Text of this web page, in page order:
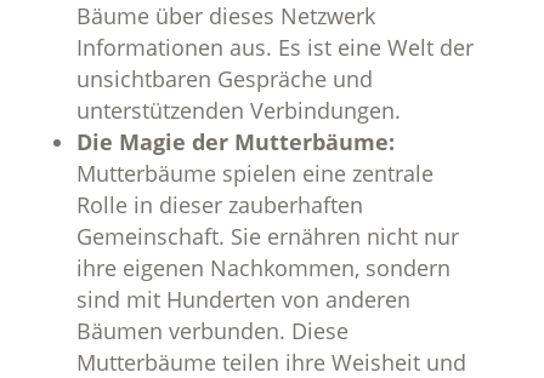
Bäume über dieses Netzwerk
Informationen aus. Es ist eine Welt der
unsichtbaren Gespräche und
unterstützenden Verbindungen.
Die Magie der Mutterbäume:
Mutterbäume spielen eine zentrale
Rolle in dieser zauberhaften
Gemeinschaft. Sie ernähren nicht nur
ihre eigenen Nachkommen, sondern
sind mit Hunderten von anderen
Bäumen verbunden. Diese
Mutterbäume teilen ihre Weisheit und